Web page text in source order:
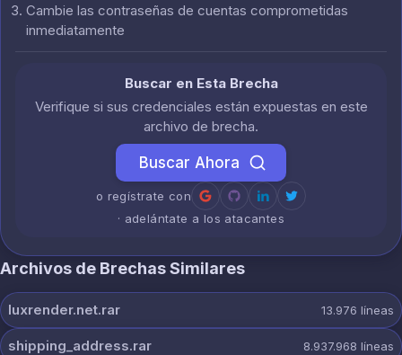
Cambie las contraseñas de cuentas comprometidas
inmediatamente
Buscar en Esta Brecha
Verifique si sus credenciales están expuestas en este
archivo de brecha.
Buscar Ahora
o regístrate con
· adelántate a los atacantes
Archivos de Brechas Similares
luxrender.net.rar 13.976 líneas
shipping_address.rar 8.937.968 líneas